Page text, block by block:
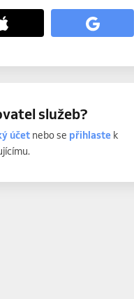
služeb?
účetnebo se přihlastek